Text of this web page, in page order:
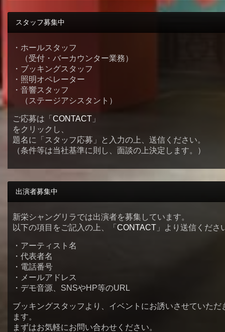
スタッフ募集中
・ホールスタッフ
（受付・バーカウンター業務）
・ブッキングスタッフ
・照明オペレーター
・音響スタッフ
（ステージアシスタント）
ご応募は「 CONTACT」
をクリックし、
題名に「スタッフ応募」と入力の上、送信ください。
（条件等は当社基準に則し、面談の上決定します。）
出演者募集中
新栄シャングリラでは出演者を募集しています。
以下の項目をご記入の上、「 CONTACT」より送信くださ
・アーティスト名
・代表者名
・電話番号
・メールアドレス
・デモ音源、SNSやHP等のURL
ブッキングスタッフより、イベントにお誘いさせていただ
ます。
まずはお気軽にお問い合わせください。